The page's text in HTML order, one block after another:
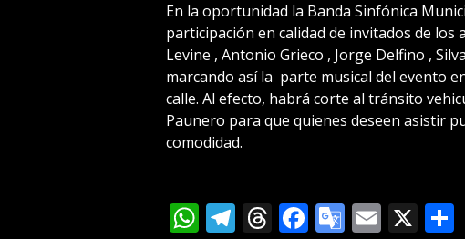
En la oportunidad la Banda Sinfónica
participación en calidad de invitados de los
Levine , Antonio Grieco , Jorge Delfino ,
marcando así la parte musical del evento
calle. Al efecto, habrá corte al tránsito
Paunero para que quienes deseen asistir
comodidad.
WhatsApp
Telegram
Threads
Facebook
Google
Email
X